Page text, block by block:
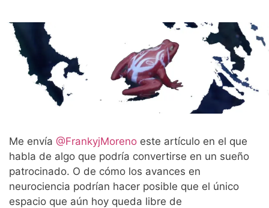
Me envía @FrankyjMoreno este artículo en el que
habla de algo que podría convertirse en un sueño
patrocinado. O de cómo los avances en
neurociencia podrían hacer posible que el único
espacio que aún hoy queda libre de